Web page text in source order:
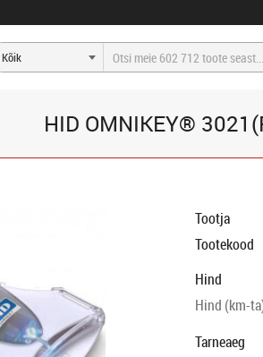
HID OMNIKEY®
Tootja
Tootekood
Hind
Hind (km-
Tarneaeg